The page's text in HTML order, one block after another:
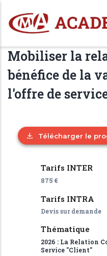
au
contenu
principal
Mobiliser la
bénéfice de la
l'offre de
Télécharger le
Tarifs INTER
875 €
Tarifs INTRA
Devis sur demande
Thématique
2026 : La Relation
Service "client"